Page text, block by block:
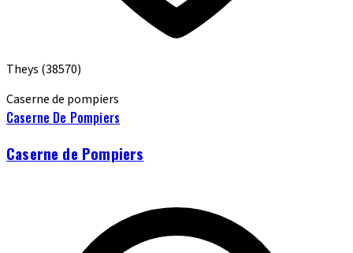
Theys (38570)
Caserne de pompiers
Caserne De Pompiers
Caserne de Pompiers